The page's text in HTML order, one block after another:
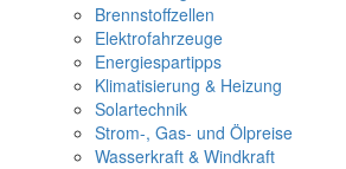
Brennstoffzellen
Elektrofahrzeuge
Energiespartipps
Klimatisierung & Heizung
Solartechnik
Strom-, Gas- und Ölpreise
Wasserkraft & Windkraft